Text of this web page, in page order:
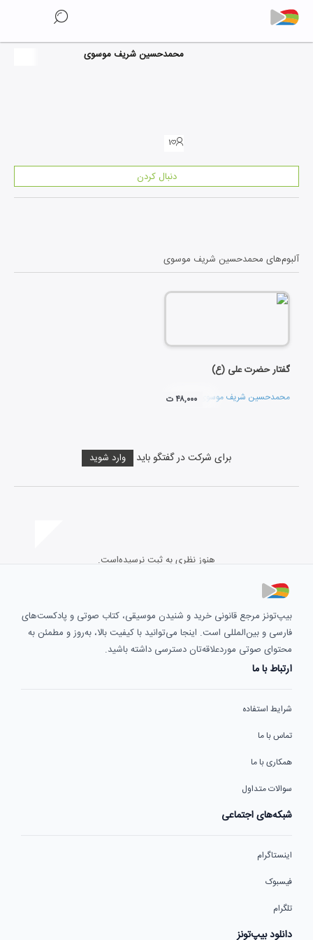
محمدحسین شریف موسوی
۱
دنبال کردن
آلبوم‌های محمدحسین شریف موسوی
گفتار حضرت علی (ع)
محمدحسین شریف موسوی وافشین اعتماد
۴۸,۰۰۰ ت
برای شرکت در گفتگو باید وارد شوید
هنوز نظری به ثبت نرسیده‌است.
بیپ‌تونز مرجع قانونی خرید و شنیدن موسیقی، کتاب صوتی و پادکست‌های
فارسی و بین‌المللی است. اینجا می‌توانید با کیفیت بالا، به‌روز و مطمئن به
محتوای صوتی موردعلاقه‌تان دسترسی داشته باشید.
ارتباط با ما
شرایط استفاده
تماس با ما
همکاری با ما
سوالات متداول
شبکه‌های اجتماعی
اینستاگرام
فیسبوک
تلگرام
دانلود بیپ‌تونز